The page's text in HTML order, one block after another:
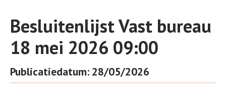
Besluitenlijst Vast bureau
18 mei 2026 09:00
Publicatiedatum: 28/05/2026